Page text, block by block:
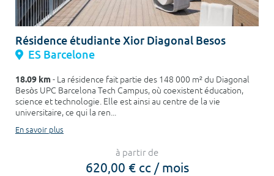
Résidence étudiante Xior Diagonal Besos
ES Barcelone
18.09 km- La résidence fait partie des 148 000 m² du Diagonal
Besòs UPC Barcelona Tech Campus, où coexistent éducation,
science et technologie. Elle est ainsi au centre de la vie
universitaire, ce qui la ren...
En savoir plus
à partir de
620,00 € cc / mois